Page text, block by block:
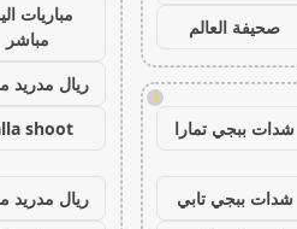
صحيفة العالم
!
شدات ببجي تمارا
شدات ببجي تابي
مباريات
مباشر
ريال مدريد
shoot
ريال مدريد